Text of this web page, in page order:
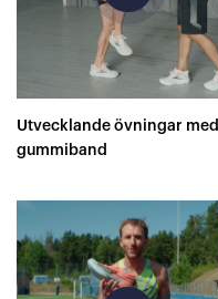
Utvecklande övningar med
gummiband